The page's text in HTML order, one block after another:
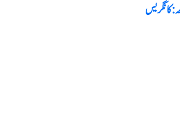
کانگریس